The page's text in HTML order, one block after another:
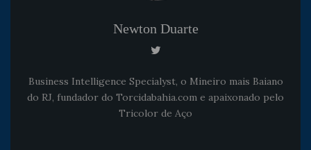
Newton Duarte
Business Intelligence Specialyst, o Mineiro mais Baiano
do RJ, fundador do Torcidabahia.com e apaixonado pelo
Tricolor de Aço